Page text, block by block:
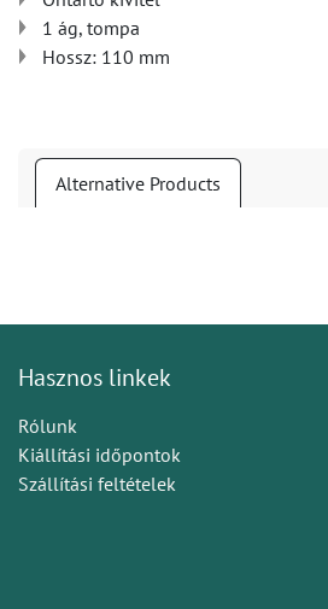
1 ág, tompa
Hossz: 110 mm
Alternative Products
Hasznos linkek
Rólunk
Kiállítási időpontok
Szállítási feltételek